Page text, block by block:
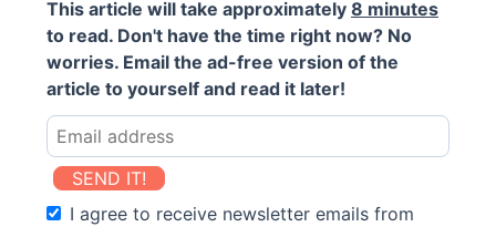
This article will take approximately 8 minutes
to read. Don't have the time right now? No
worries. Email the ad-free version of the
article to yourself and read it later!
SEND IT!
I agree to receive newsletter emails from